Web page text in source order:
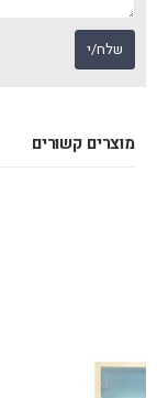
מוצרים קשורים